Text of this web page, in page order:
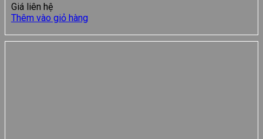
Giá liên hệ
Thêm vào giỏ hàng